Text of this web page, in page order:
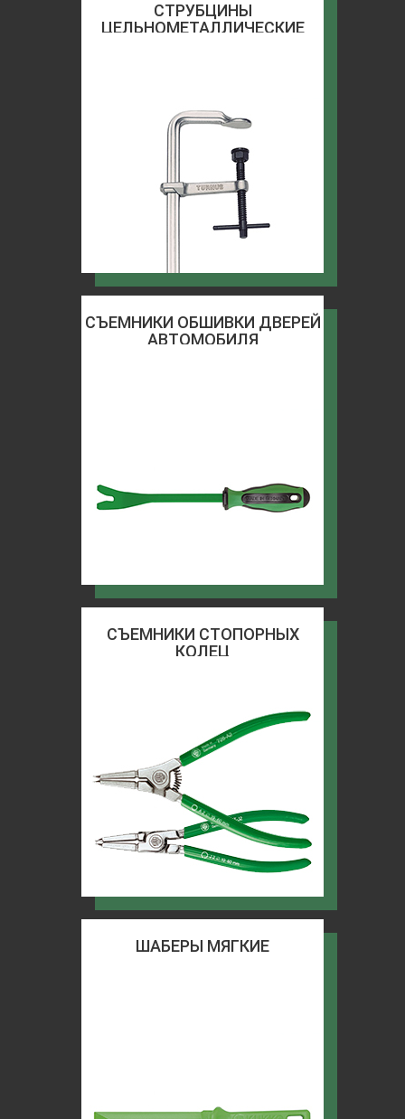
СТРУБЦИНЫ
ЦЕЛЬНОМЕТАЛЛИЧЕСКИЕ
СЪЕМНИКИ ОБШИВКИ ДВЕРЕЙ
АВТОМОБИЛЯ
СЪЕМНИКИ СТОПОРНЫХ
КОЛЕЦ
ШАБЕРЫ МЯГКИЕ